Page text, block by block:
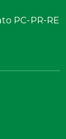
PC-PR-RE